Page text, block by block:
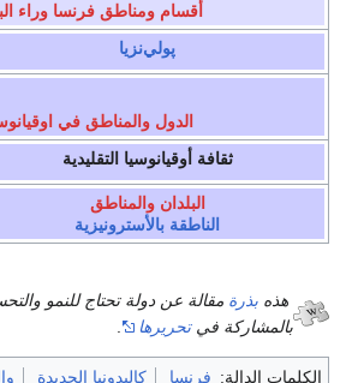
أقسام ومناطق فرنسا وراء
پولي‌نزيا
الدول والمناطق في
ثقافة أوقيانوسيا التقليدية
البلدان والمناطق
الناطقة بالأسترونيزية
هذه بذرة مقالة عن دولة تحتاج للنمو
بالمشاركة فيتحريرها
الكلمات الدالة: فرنسا كاليدونيا الجديدة